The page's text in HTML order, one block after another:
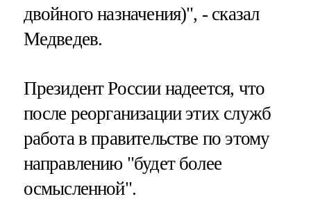
двойного назначения)", - сказал
Медведев.
Президент России надеется, что
после реорганизации этих служб
работа в правительстве по этому
направлению "будет более
осмысленной".